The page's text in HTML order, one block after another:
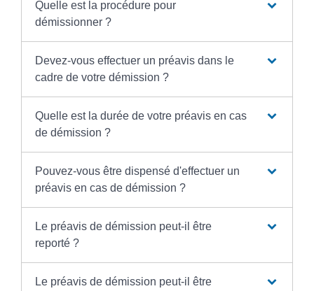
Quelle est la procédure pour
démissionner ?
Devez-vous effectuer un préavis dans le
cadre de votre démission ?
Quelle est la durée de votre préavis en cas
de démission ?
Pouvez-vous être dispensé d'effectuer un
préavis en cas de démission ?
Le préavis de démission peut-il être
reporté ?
Le préavis de démission peut-il être